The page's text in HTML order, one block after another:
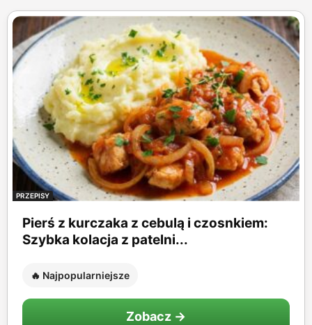
PRZEPISY
Pierś z kurczaka z cebulą i czosnkiem:
Szybka kolacja z patelni...
🔥 Najpopularniejsze
Zobacz →